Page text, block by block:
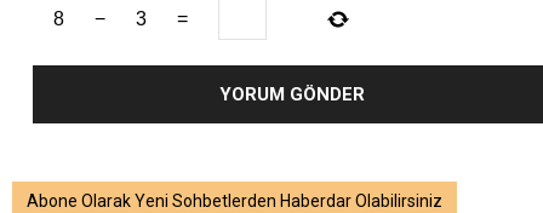
8 − 3 =
Abone Olarak Yeni Sohbetlerden Haberdar Olabilirsiniz